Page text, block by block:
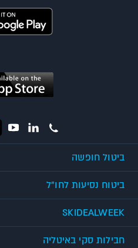
ביטול חופשה
ביטוח נסיעות לחו"ל
SKIDEALWEEK
חבילות סקי באיטליה